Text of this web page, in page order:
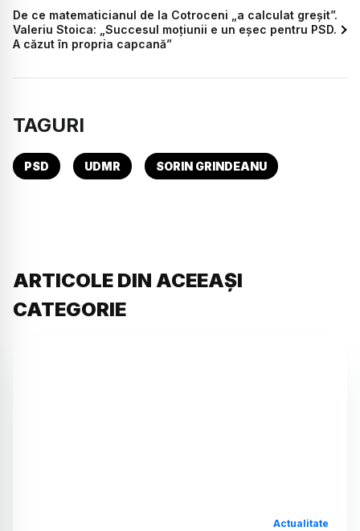
De ce matematicianul de la Cotroceni „a calculat greșit”.
Valeriu Stoica: „Succesul moțiunii e un eșec pentru PSD.
A căzut în propria capcană”
TAGURI
PSD UDMR SORIN GRINDEANU
ARTICOLE DIN ACEEAȘI
CATEGORIE
Actualitate